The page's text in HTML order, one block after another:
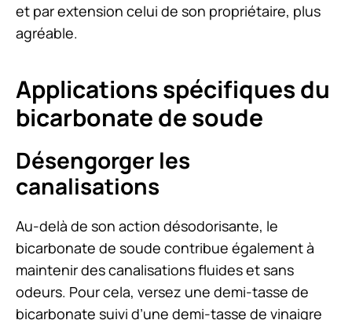
et par extension celui de son propriétaire, plus
agréable.
Applications spécifiques du
bicarbonate de soude
Désengorger les
canalisations
Au-delà de son action désodorisante, le
bicarbonate de soude contribue également à
maintenir des canalisations fluides et sans
odeurs. Pour cela, versez une demi-tasse de
bicarbonate suivi d’une demi-tasse de vinaigre